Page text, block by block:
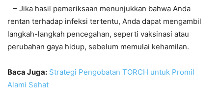
– Jika hasil pemeriksaan menunjukkan bahwa Anda
rentan terhadap infeksi tertentu, Anda dapat mengambil
langkah-langkah pencegahan, seperti vaksinasi atau
perubahan gaya hidup, sebelum memulai kehamilan.
Baca Juga: Strategi Pengobatan TORCH untuk Promil
Alami Sehat